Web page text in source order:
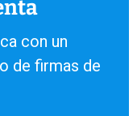
con un
de firmas de